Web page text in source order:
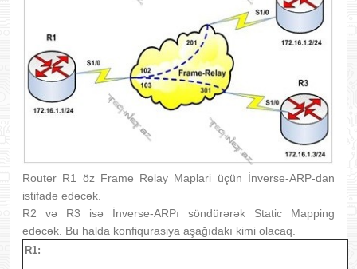
Router R1 öz Frame Relay Maplari üçün İnverse-ARP-dan
istifadə edəcək.
R2 və R3 isə İnverse-ARPı söndürərək Static Mapping
edəcək. Bu halda konfiqurasiya aşağıdakı kimi olacaq.
R1: